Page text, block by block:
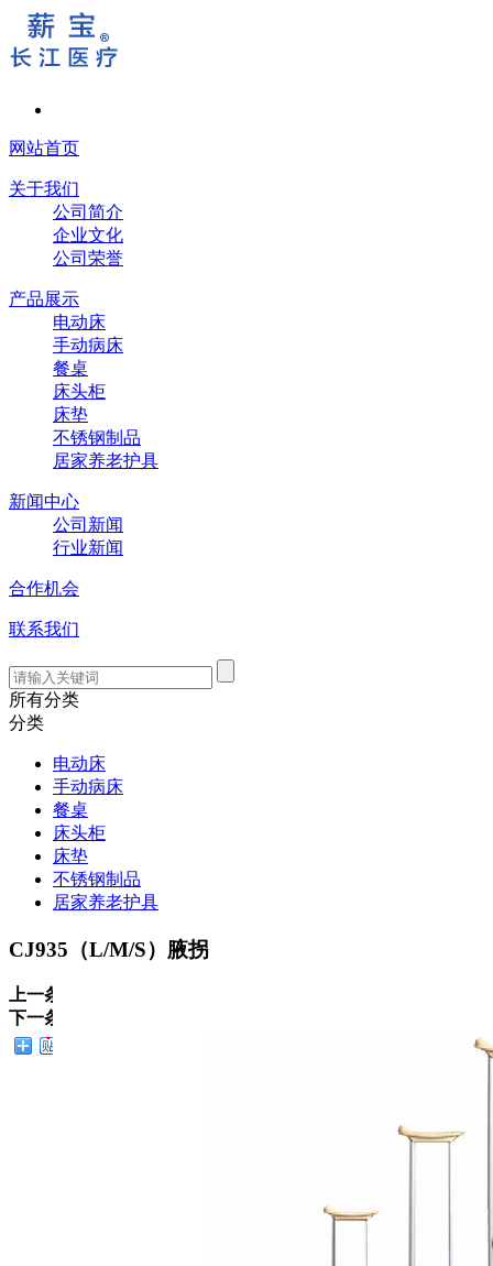
网站首页
关于我们
公司简介
企业文化
公司荣誉
产品展示
电动床
手动病床
餐桌
床头柜
床垫
不锈钢制品
居家养老护具
新闻中心
公司新闻
行业新闻
合作机会
联系我们
所有分类
分类
电动床
手动病床
餐桌
床头柜
床垫
不锈钢制品
居家养老护具
CJ935（L/M/S）腋拐
上一条：
下一条：